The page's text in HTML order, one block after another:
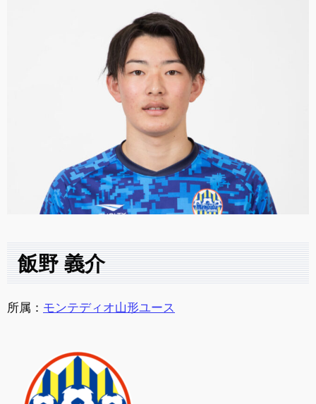
飯野 義介
所属： モンテディオ山形ユース